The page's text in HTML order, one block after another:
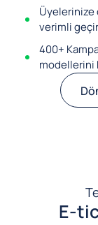
Üyelerinize
verimli
400+
modellerini
E-